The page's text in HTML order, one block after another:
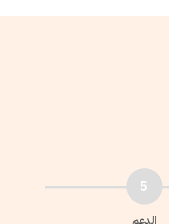
5
الدعم